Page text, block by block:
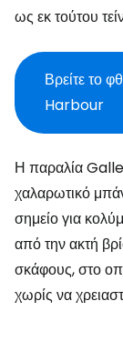
ως εκ τούτου
Βρείτε το
Harbour
Η παραλία
χαλαρωτικό
σημείο για
από την ακτή
σκάφους, στο
χωρίς να